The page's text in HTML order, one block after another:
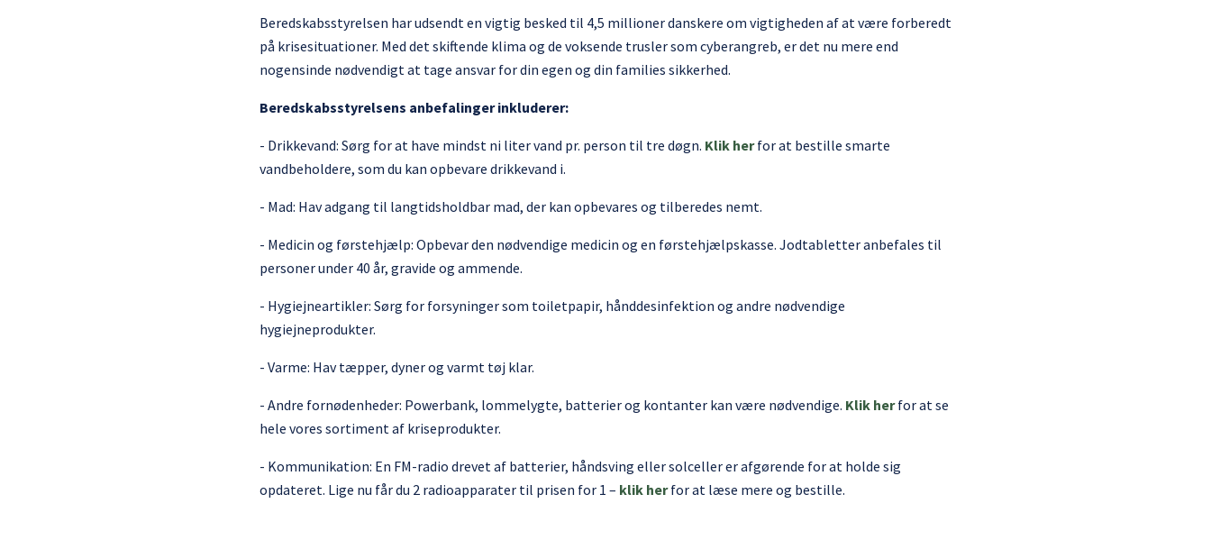
Beredskabsstyrelsen har udsendt en vigtig besked til 4,5 millioner danskere om vigtigheden af at være forberedt
på krisesituationer. Med det skiftende klima og de voksende trusler som cyberangreb, er det nu mere end
nogensinde nødvendigt at tage ansvar for din egen og din families sikkerhed.
Beredskabsstyrelsens anbefalinger inkluderer:
- Drikkevand: Sørg for at have mindst ni liter vand pr. person til tre døgn. Klik her for at bestille smarte
vandbeholdere, som du kan opbevare drikkevand i.
- Mad: Hav adgang til langtidsholdbar mad, der kan opbevares og tilberedes nemt.
- Medicin og førstehjælp: Opbevar den nødvendige medicin og en førstehjælpskasse. Jodtabletter anbefales til
personer under 40 år, gravide og ammende.
- Hygiejneartikler: Sørg for forsyninger som toiletpapir, hånddesinfektion og andre nødvendige
hygiejneprodukter.
- Varme: Hav tæpper, dyner og varmt tøj klar.
- Andre fornødenheder: Powerbank, lommelygte, batterier og kontanter kan være nødvendige. Klik herfor at se
hele vores sortiment af kriseprodukter.
- Kommunikation: En FM-radio drevet af batterier, håndsving eller solceller er afgørende for at holde sig
opdateret. Lige nu får du 2 radioapparater til prisen for 1 – klik her for at læse mere og bestille.